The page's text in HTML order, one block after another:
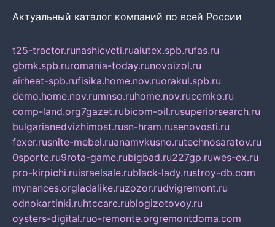
Актуальный каталог компаний по всей России
t25-tractor.runashicveti.rualutex.spb.rufas.ru
gbmk.spb.ruromania-today.runovoizol.ru
airheat-spb.rufisika.home.nov.ruorakul.spb.ru
demo.home.nov.rumnso.ruhome.nov.rucemko.ru
comp-land.org7gazet.rubicom-oil.rusuperiorsearch.ru
bulgarianedvizhimost.rusn-hram.rusenovosti.ru
fexer.rusnite-mebel.ruanamvkusno.rutechnosaratov.ru
0sporte.ru9rota-game.rubigbad.ru227gp.ruwes-ex.ru
pro-kirpichi.ruisraelsale.rublack-lady.rustroy-db.com
mynances.orgladalike.ruzozor.rudvigremont.ru
odnokartinki.ruhtccare.rublogizotovoy.ru
oysters-digital.ruo-remonte.orgremontdoma.com